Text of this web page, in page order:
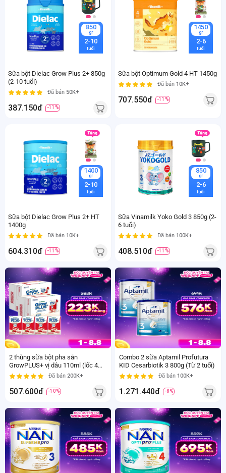
850
gr
2-10
tuổi
Sữa bột Dielac Grow Plus 2+ 850g
(2-10 tuổi)
Đã bán 50K+
387.150đ -11%
1450
gr
2-6
tuổi
Sữa bột Optimum Gold 4 HT 1450g
Đã bán 10K+
707.550đ -11%
1400
gr
2-10
tuổi
Sữa bột Dielac Grow Plus 2+ HT
1400g
Đã bán 10K+
604.310đ -11%
850
gr
2-6
tuổi
Sữa Vinamilk Yoko Gold 3 850g (2-
6 tuổi)
Đã bán 100K+
408.510đ -11%
110
ml
4
hộp/lốc
2 thùng sữa bột pha sẵn
GrowPLUS+ vị dâu 110ml (lốc 4
hộp) (Trên 1 tuổi)
Đã bán 200K+
507.600đ -10%
800
gr
Từ 2
Combo 2 sữa Aptamil Profutura
KID Cesarbiotik 3 800g (Từ 2 tuổi)
Đã bán 100K+
1.271.440đ -8%
800
gr
2-6
1.5
Kg
2-6